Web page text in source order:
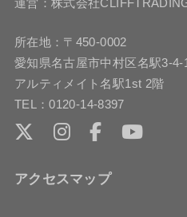
運営：株式会社
所在地：〒450-0002
愛知県名古屋市中村区名駅3-4-
アルティメイト名駅1st 2階
TEL：0120-14-8397
アクセスマップ